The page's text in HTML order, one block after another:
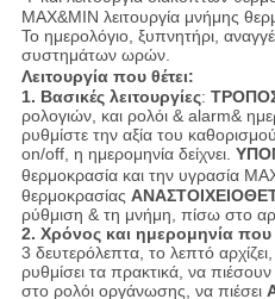
MAX&MIN λειτουργία μνήμης
Το ημερολόγιο, ξυπνητήρι,
συστημάτων ωρών.
Λειτουργία που θέτει:
1. Βασικές λειτουργίες:
ρολογιών, και ρολόι & alarm&
ρυθμίστε την αξία του
on/off, η ημερομηνία δείχνει.
θερμοκρασία και την υγρασία
θερμοκρασίας
ρύθμιση & τη μνήμη, πίσω στο
2. Χρόνος και ημερομηνία που
3 δευτερόλεπτα, το λεπτό αρχίζει,
ρυθμίσει τα πρακτικά, να πιέσουν
στο ρολόι οργάνωσης, να πιέσει